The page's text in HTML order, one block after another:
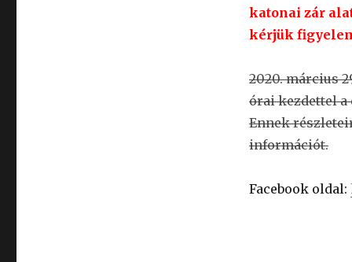
katonai zár
kérjük
2020. március
órai kezdettel a
Ennek
információt.
Facebook oldal: